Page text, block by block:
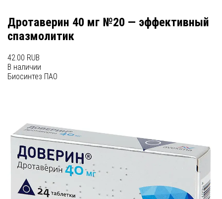
Дротаверин 40 мг №20 — эффективный
спазмолитик
42.00 RUB
В наличии
Биосинтез ПАО